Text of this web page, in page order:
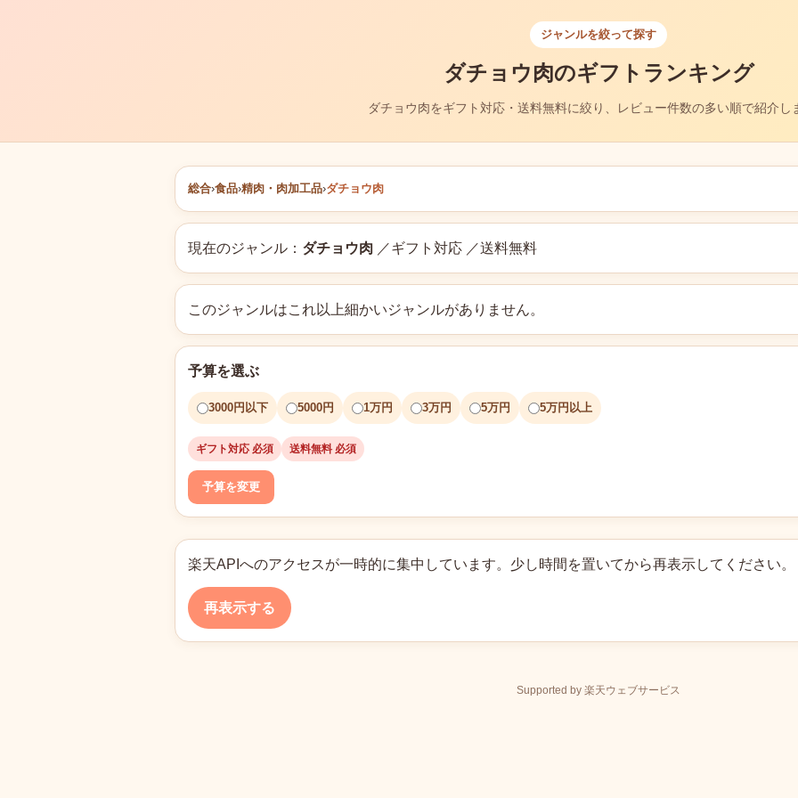
ジャンルを絞って探す
ダチョウ肉のギフトランキング
ダチョウ肉をギフト対応・送料無料に絞り、レビュー件数の多い順で紹介し
総合›食品›精肉・肉加工品›ダチョウ肉
現在のジャンル： ダチョウ肉 ／ギフト対応 ／送料無料
このジャンルはこれ以上細かいジャンルがありません。
予算を選ぶ
3000円以下 5000円 1万円 3万円 5万円 5万円以上
ギフト対応 必須 送料無料 必須
予算を変更
楽天APIへのアクセスが一時的に集中しています。少し時間を置いてから再表示してください。
再表示する
Supported by 楽天ウェブサービス